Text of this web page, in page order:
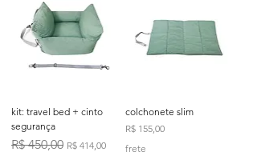
kit: travel bed + cinto
segurança
Preço normal
R$ 450,00 Preço promocional
R$ 414,00
colchonete slim
Preço
R$ 155,00
frete